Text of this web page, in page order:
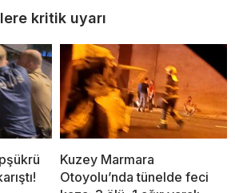
kritik uyarı
Kuzey Marmara
Otoyolu’nda tünelde feci